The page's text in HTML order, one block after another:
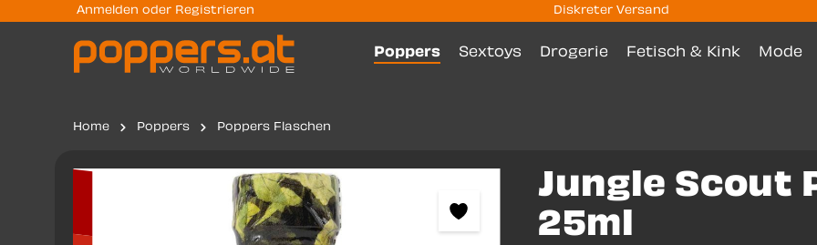
Zur Hauptnavigation springen
Anmelden oder Registrieren Diskreter Versand
Poppers Sextoys Drogerie Fetisch & Kink Mode
Home Poppers Poppers Flaschen
Bildergalerie überspringen
Jungle Scout
25ml